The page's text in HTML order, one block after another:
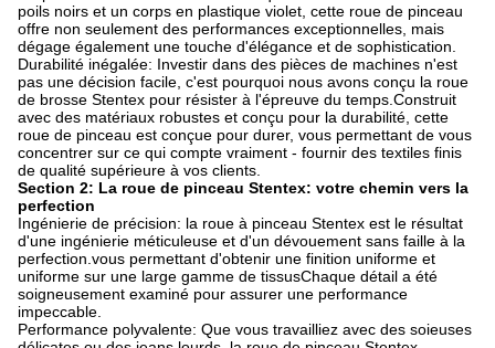
poils noirs et un corps en plastique violet, cette roue de pinceau
offre non seulement des performances exceptionnelles, mais
dégage également une touche d'élégance et de sophistication.
Durabilité inégalée: Investir dans des pièces de machines n'est
pas une décision facile, c'est pourquoi nous avons conçu la roue
de brosse Stentex pour résister à l'épreuve du temps.Construit
avec des matériaux robustes et conçu pour la durabilité, cette
roue de pinceau est conçue pour durer, vous permettant de vous
concentrer sur ce qui compte vraiment - fournir des textiles finis
de qualité supérieure à vos clients.
Section 2: La roue de pinceau Stentex: votre chemin vers la
perfection
Ingénierie de précision: la roue à pinceau Stentex est le résultat
d'une ingénierie méticuleuse et d'un dévouement sans faille à la
perfection.vous permettant d'obtenir une finition uniforme et
uniforme sur une large gamme de tissusChaque détail a été
soigneusement examiné pour assurer une performance
impeccable.
Performance polyvalente: Que vous travailliez avec des soieuses